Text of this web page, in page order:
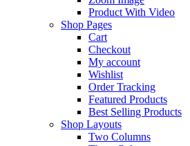
Product With Video
Shop Pages
Cart
Checkout
My account
Wishlist
Order Tracking
Featured Products
Best Selling Products
Shop Layouts
Two Columns